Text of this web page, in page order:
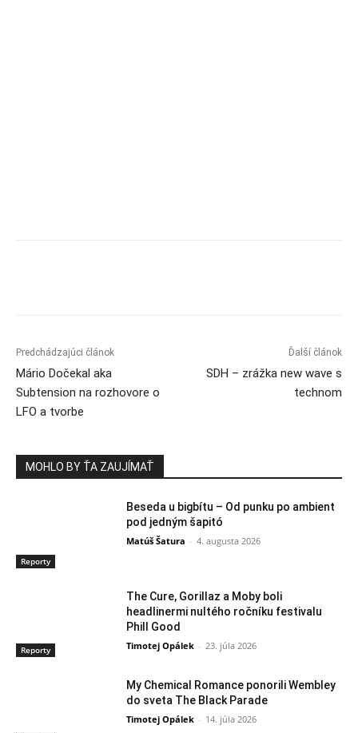
Predchádzajúci článok
Mário Dočekal aka
Subtension na rozhovore o
LFO a tvorbe
Ďalší článok
SDH – zrážka new wave s
technom
MOHLO BY ŤA ZAUJÍMAŤ
Reporty
Beseda u bigbítu – Od punku po ambient
pod jedným šapitó
Matúš Šatura - 4. augusta 2026
Reporty
The Cure, Gorillaz a Moby boli
headlinermi nultého ročníku festivalu
Phill Good
Timotej Opálek - 23. júla 2026
My Chemical Romance ponorili Wembley
do sveta The Black Parade
Timotej Opálek - 14. júla 2026